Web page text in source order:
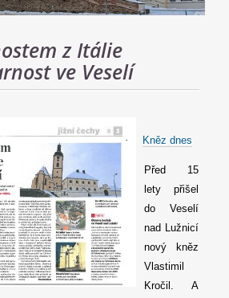
z Itálie
ve Veselí
· Kněz dnes
Před 15
lety přišel
do Veselí
nad Lužnicí
nový kněz
Vlastimil
Kročil. A